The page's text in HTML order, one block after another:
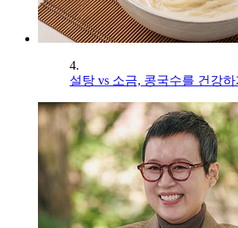
4.
설탕 vs 소금, 콩국수를 건강